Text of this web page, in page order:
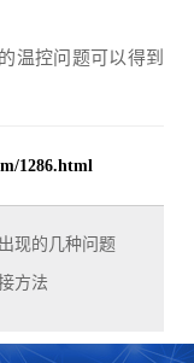
控问题可以得到
1286.html
现的几种问题
方法